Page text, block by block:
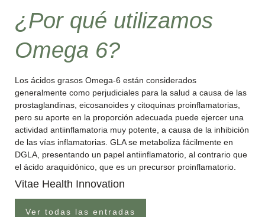
¿Por qué utilizamos
Omega 6?
Los ácidos grasos Omega-6 están considerados
generalmente como perjudiciales para la salud a causa de las
prostaglandinas, eicosanoides y citoquinas proinflamatorias,
pero su aporte en la proporción adecuada puede ejercer una
actividad antiinflamatoria muy potente, a causa de la inhibición
de las vías inflamatorias. GLA se metaboliza fácilmente en
DGLA, presentando un papel antiinflamatorio, al contrario que
el ácido araquidónico, que es un precursor proinflamatorio.
Vitae Health Innovation
Ver todas las entradas